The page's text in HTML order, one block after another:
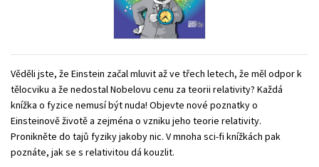
Zahraniční literatura
Všechny tituly
Věděli jste, že Einstein začal mluvit až ve třech letech, že měl odpor k
tělocviku a že nedostal Nobelovu cenu za teorii relativity? Každá
knížka o fyzice nemusí být nuda! Objevte nové poznatky o
Einsteinově životě a zejména o vzniku jeho teorie relativity.
Pronikněte do tajů fyziky jakoby nic. V mnoha sci-fi knížkách pak
poznáte, jak se s relativitou dá kouzlit.